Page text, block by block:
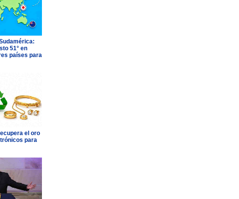
51° en
países para
el oro
para